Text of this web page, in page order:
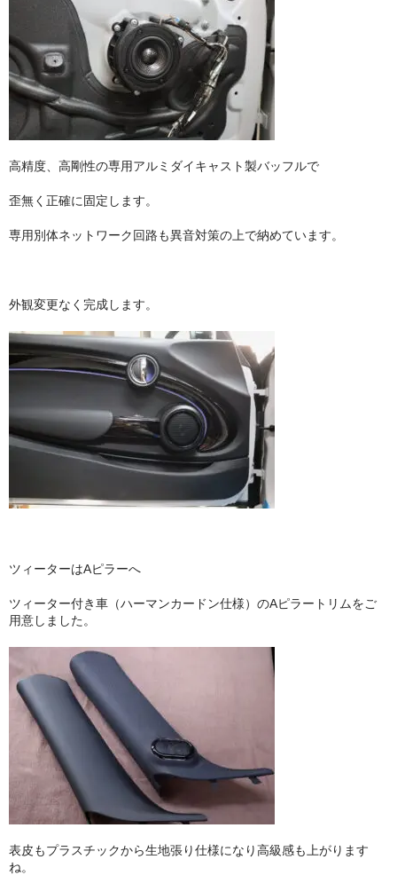
高精度、高剛性の専用アルミダイキャスト製バッフルで
歪無く正確に固定します。
専用別体ネットワーク回路も異音対策の上で納めています。
外観変更なく完成します。
ツィーターはAピラーへ
ツィーター付き車（ハーマンカードン仕様）のAピラートリムをご
用意しました。
表皮もプラスチックから生地張り仕様になり高級感も上がります
ね。